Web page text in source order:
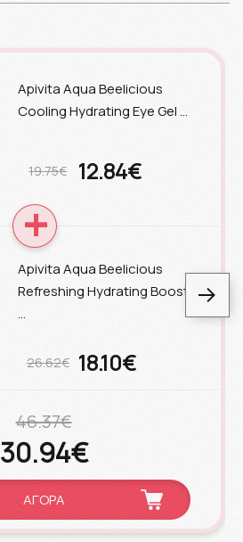
Apivita Aqua Beelicious
Cooling Hydrating Eye Gel …
19.75€ 12.84€
Apivita Aqua Beelicious
Refreshing Hydrating Boost
…
26.62€ 18.10€
46.37€
30.94€
ΑΓΟΡΑ